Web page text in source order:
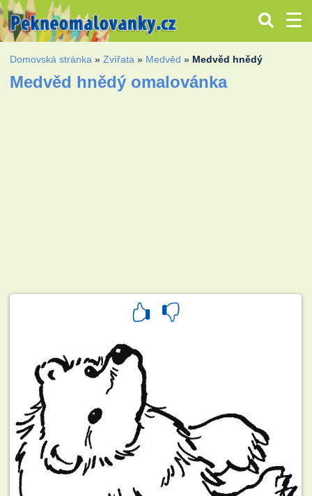
Domovská stránka »Zvířata » Medvěd » Medvěd hnědý
Medvěd hnědý omalovánka